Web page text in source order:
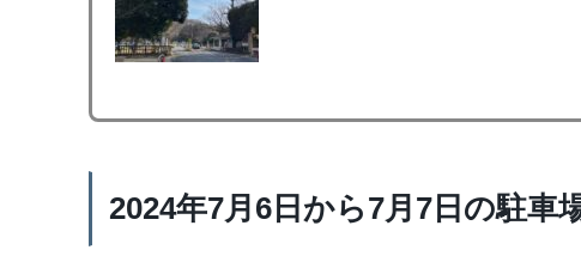
2024年7月6日から7月7日の駐車